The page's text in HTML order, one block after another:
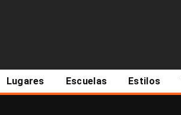
Lugares Escuelas Estilos